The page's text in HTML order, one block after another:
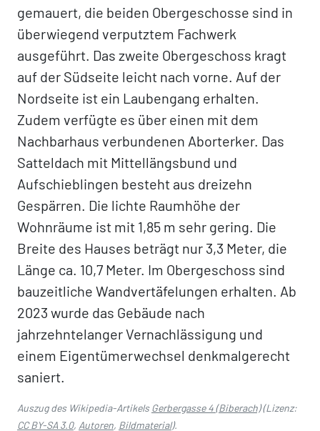
gemauert, die beiden Obergeschosse sind in
überwiegend verputztem Fachwerk
ausgeführt. Das zweite Obergeschoss kragt
auf der Südseite leicht nach vorne. Auf der
Nordseite ist ein Laubengang erhalten.
Zudem verfügte es über einen mit dem
Nachbarhaus verbundenen Aborterker. Das
Satteldach mit Mittellängsbund und
Aufschieblingen besteht aus dreizehn
Gespärren. Die lichte Raumhöhe der
Wohnräume ist mit 1,85 m sehr gering. Die
Breite des Hauses beträgt nur 3,3 Meter, die
Länge ca. 10,7 Meter. Im Obergeschoss sind
bauzeitliche Wandvertäfelungen erhalten. Ab
2023 wurde das Gebäude nach
jahrzehntelanger Vernachlässigung und
einem Eigentümerwechsel denkmalgerecht
saniert.
Auszug des Wikipedia-ArtikelsGerbergasse 4 (Biberach)(Lizenz:
CC BY-SA 3.0, Autoren, Bildmaterial).